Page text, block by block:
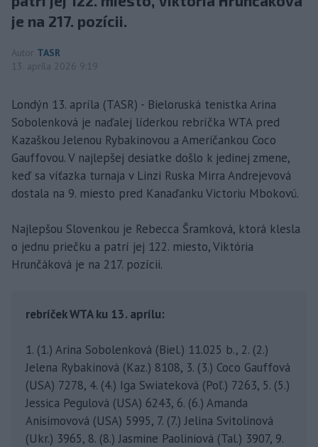
je na 217. pozícii.
Autor TASR
13. apríla 2026 9:19
Londýn 13. apríla (TASR) - Bieloruská tenistka Arina
Sobolenková je naďalej líderkou rebríčka WTA pred
Kazaškou Jelenou Rybakinovou a Američankou Coco
Gauffovou. V najlepšej desiatke došlo k jedinej zmene,
keď sa víťazka turnaja v Linzi Ruska Mirra Andrejevová
dostala na 9. miesto pred Kanaďanku Victoriu Mbokovú.
Najlepšou Slovenkou je Rebecca Šramková, ktorá klesla
o jednu priečku a patrí jej 122. miesto, Viktória
Hrunčáková je na 217. pozícii.
rebríček WTA ku 13. aprílu:
1. (1.) Arina Sobolenková (Biel.) 11.025 b., 2. (2.)
Jelena Rybakinová (Kaz.) 8108, 3. (3.) Coco Gauffová
(USA) 7278, 4. (4.) Iga Swiateková (Poľ.) 7263, 5. (5.)
Jessica Pegulová (USA) 6243, 6. (6.) Amanda
Anisimovová (USA) 5995, 7. (7.) Jelina Svitolinová
(Ukr.) 3965, 8. (8.) Jasmine Paoliniová (Tal.) 3907, 9.